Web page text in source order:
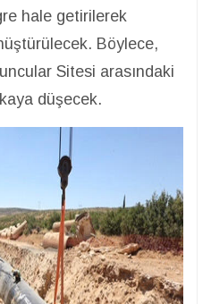
hale getirilerek
Böylece,
Sitesi arasındaki
düşecek.